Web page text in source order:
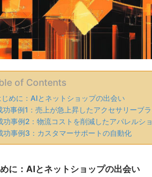
of Contents
じめに：AIとネットショップの出会い
功事例1：売上が急上昇したアクセサリーブ
功事例2：物流コストを削減したアパレルシ
功事例3：カスタマーサポートの自動化
に：AIとネットショップの出会い